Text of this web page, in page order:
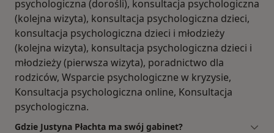
psychologiczna (dorośli), konsultacja psychologiczna
(kolejna wizyta), konsultacja psychologiczna dzieci,
konsultacja psychologiczna dzieci i młodzieży
(kolejna wizyta), konsultacja psychologiczna dzieci i
młodzieży (pierwsza wizyta), poradnictwo dla
rodziców, Wsparcie psychologiczne w kryzysie,
Konsultacja psychologiczna online, Konsultacja
psychologiczna.
Gdzie Justyna Płachta ma swój gabinet?